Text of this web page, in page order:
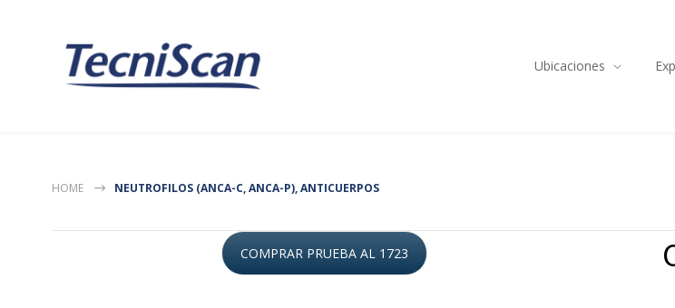
Ubicaciones
HOME NEUTROFILOS (ANCA-C, ANCA-P), ANTICUERPOS
COMPRAR PRUEBA AL 1723